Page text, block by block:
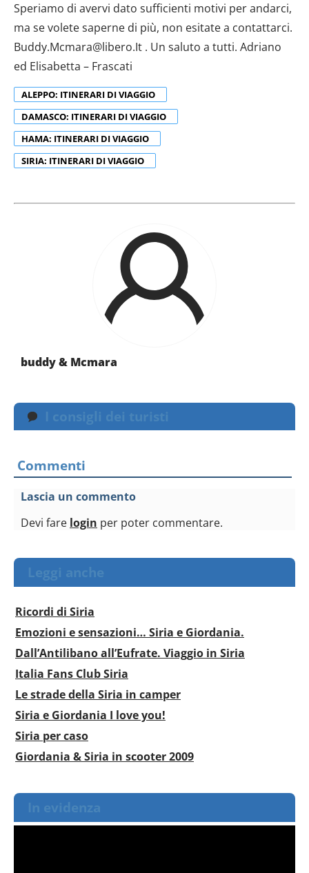
Speriamo di avervi dato sufficienti motivi per andarci,
ma se volete saperne di più, non esitate a contattarci.
Buddy.Mcmara@libero.It . Un saluto a tutti. Adriano
ed Elisabetta – Frascati
ALEPPO: ITINERARI DI VIAGGIO
DAMASCO: ITINERARI DI VIAGGIO
HAMA: ITINERARI DI VIAGGIO
SIRIA: ITINERARI DI VIAGGIO
buddy & Mcmara
I consigli dei turisti
Commenti
Lascia un commento
Devi fare login per poter commentare.
Leggi anche
Ricordi di Siria
Emozioni e sensazioni… Siria e Giordania.
Dall’Antilibano all’Eufrate. Viaggio in Siria
Italia Fans Club Siria
Le strade della Siria in camper
Siria e Giordania I love you!
Siria per caso
Giordania & Siria in scooter 2009
In evidenza